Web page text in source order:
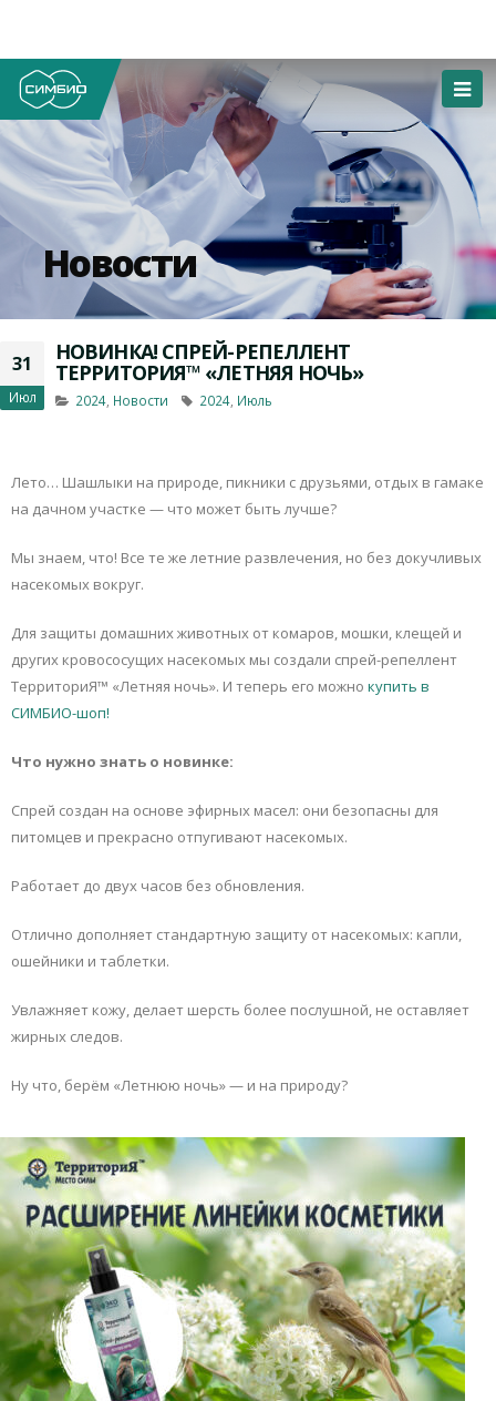
Новости
31
Июл
НОВИНКА! СПРЕЙ-РЕПЕЛЛЕНТ
ТЕРРИТОРИЯ™ «ЛЕТНЯЯ НОЧЬ»
2024, Новости 2024 Июль
Лето… Шашлыки на природе, пикники с друзьями, отдых в гамаке
на дачном участке — что может быть лучше?
Мы знаем, что! Все те же летние развлечения, но без докучливых
насекомых вокруг.
Для защиты домашних животных от комаров, мошки, клещей и
других кровососущих насекомых мы создали спрей-репеллент
ТерриториЯ™ «Летняя ночь». И теперь его можно купить в
СИМБИО-шоп!
Что нужно знать о новинке:
Спрей создан на основе эфирных масел: они безопасны для
питомцев и прекрасно отпугивают насекомых.
Работает до двух часов без обновления.
Отлично дополняет стандартную защиту от насекомых: капли,
ошейники и таблетки.
Увлажняет кожу, делает шерсть более послушной, не оставляет
жирных следов.
Ну что, берём «Летнюю ночь» — и на природу?